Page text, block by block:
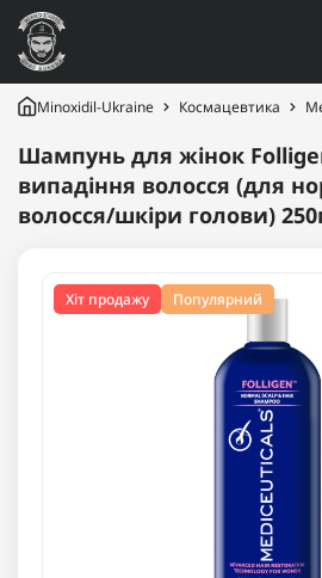
Minoxidil-Ukraine Космацевтика
Шампунь для жінок
випадіння волосся (для
волосся/шкіри голови)
Хіт продажу Популярний